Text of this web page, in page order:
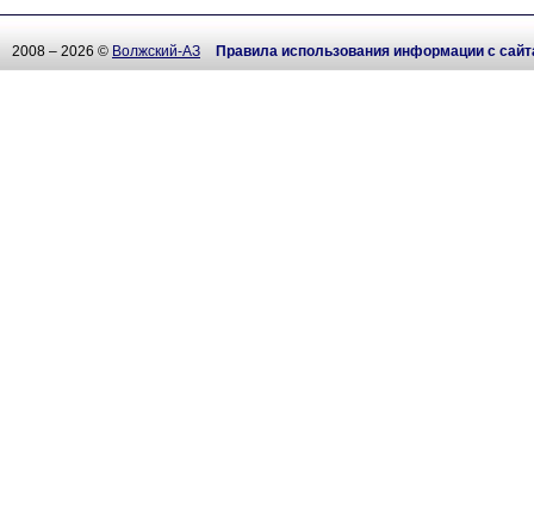
2008 – 2026 © Волжский-АЗ Правила использования информации с